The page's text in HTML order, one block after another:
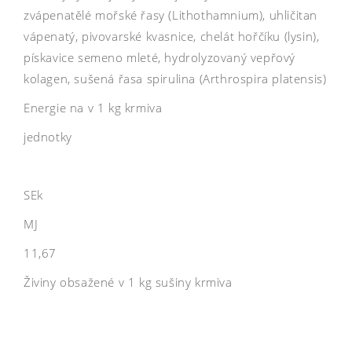
zvápenatělé mořské řasy (Lithothamnium), uhličitan
vápenatý, pivovarské kvasnice, chelát hořčíku (lysin),
pískavice semeno mleté, hydrolyzovaný vepřový
kolagen, sušená řasa spirulina (Arthrospira platensis)
Energie na v 1 kg krmiva
jednotky
SEk
MJ
11,67
Živiny obsažené v 1 kg sušiny krmiva